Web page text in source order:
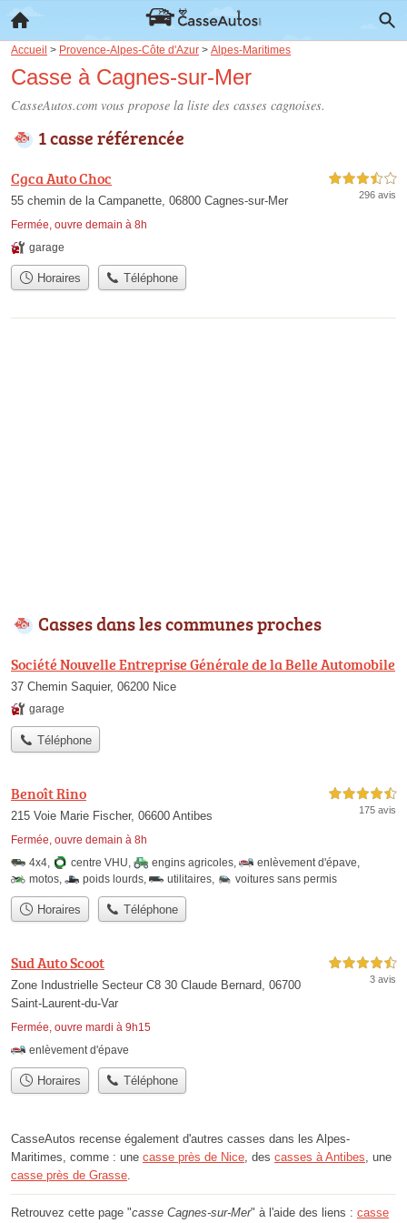
Accueil > Provence-Alpes-Côte d'Azur > Alpes-Maritimes
Casse à Cagnes-sur-Mer
CasseAutos.com vous propose la liste des casses cagnoises.
1 casse référencée
Cgca Auto Choc
55 chemin de la Campanette, 06800 Cagnes-sur-Mer
Fermée, ouvre demain à 8h
3,5 étoiles sur 5
296 avis
garage
Horaires Téléphone
Casses dans les communes proches
Société Nouvelle Entreprise Générale de la Belle Automobile
37 Chemin Saquier, 06200 Nice
garage
Téléphone
Benoît Rino
215 Voie Marie Fischer, 06600 Antibes
Fermée, ouvre demain à 8h
4,5 étoiles sur 5
175 avis
4x4 centre VHU engins agricoles enlèvement d'épave
motos
poids lourds utilitaires voitures sans permis
Horaires Téléphone
Sud Auto Scoot
Zone Industrielle Secteur C8 30 Claude Bernard, 06700
Saint-Laurent-du-Var
Fermée, ouvre mardi à 9h15
4,5 étoiles sur 5
3 avis
enlèvement d'épave
Horaires Téléphone
CasseAutos recense également d'autres casses dans les Alpes-
Maritimes, comme : une casse près de Nice , des casses à Antibes , une
casse près de Grasse
Retrouvez cette page "casse Cagnes-sur-Mer" à l'aide des liens : casse